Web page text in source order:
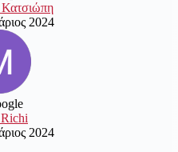
Κατσιώπη
2024
2024